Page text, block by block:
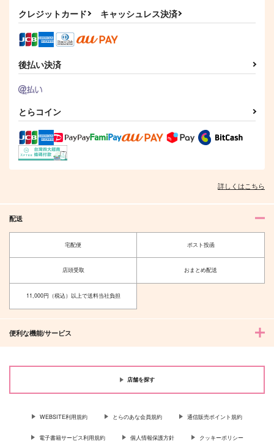
クレジットカード キャッシュレス決済
後払い決済
とらコイン
詳しくはこちら
配送
宅配便 ポスト投函
店頭受取 おまとめ配送
11,000円（税込）以上で送料当社負担
便利な機能/サービス
店舗を探す
WEBSITE利用規約 とらのあな会員規約 通信販売ポイント規約
電子書籍サービス利用規約 個人情報保護方針 クッキーポリシー